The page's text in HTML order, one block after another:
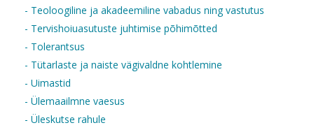
- Teoloogiline ja akadeemiline vabadus ning vastutus
- Tervishoiuasutuste juhtimise põhimõtted
- Tolerantsus
- Tütarlaste ja naiste vägivaldne kohtlemine
- Uimastid
- Ülemaailmne vaesus
- Üleskutse rahule